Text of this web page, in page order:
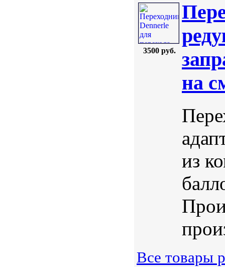
3500 руб.
на
из
Все товары